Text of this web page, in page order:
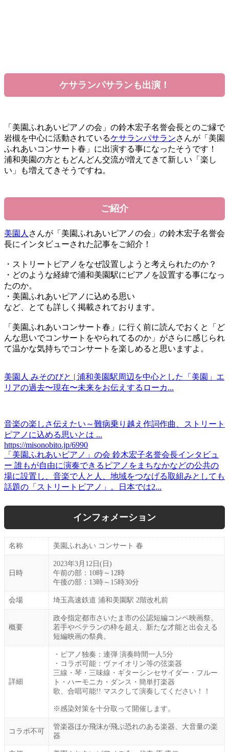
ケサランパサランも出演！
「美園ふれあいピアノの会」の鈴木宏子名誉会長とのご縁で
岩槻を中心に活動されているケサランパサランさんが「美園
ふれあいコンサート春」に出演する事になったそうです！
浦和美園の方ともどんどん交流が増えてきて新しい「楽し
い」も増えてきそうですね。
ご紹介
美園人 さんが「美園ふれあいピアノの会」の鈴木宏子名誉会
長にインタビューされた記事をご紹介！
・ストリートピアノをなぜ設置しようと考えられたのか？
・どのような経緯で浦和美園駅にピアノを設置する事になっ
たのか。
・美園ふれあいピアノに込める思い
など、とても詳しく掲載されております。
「美園ふれあいコンサート春」に行く前に読んでおくと「ど
んな思いでコンサートをやられてるのか」がさらに感じられ
て温かな気持ちでコンサートを楽しめると思いますよ。
美園人 みそのびと | 浦和美園駅周辺を中心とした「美園」エ
リアの過去〜現在〜未来をお伝えするローカ...
音楽の楽しさ伝えたい～難病乗り越え作詞作曲、ストリート
ピアノに込める思いとは ...
https://misonobito.jp/6990
「美園ふれあいピアノ」の会 鈴木宏子名誉会長インタビュ
ー 誰もが自由に演奏できるピアノをまちなかなどの公共の
場に設置し、音楽で人と人、地域をつなげる取組みとしても
話題の「ストリートピアノ」。日本では2...
インフォメーション
名称 美園ふれあい コンサート 春
日時
2023年3月12日(日)
午前の部：10時～12時
午後の部：13時～15時30分
会場 埼玉高速鉄道 浦和美園駅 2階改札前
概要
政令指定都市さいたま市の公認短編コンペ映画祭。
若手やベテランの枠を超え、新たな才能と出会える
短編映画の祭典。
詳細
・ピアノ独奏：連弾 演奏時間一人5分
・コラボ可能：ヴァイオリン等の弦楽器
三線・琴・三味線・ギターシンセサイダー・フルー
ト・ハーモニカ・ダンス・簡単打楽器
歌、合唱可能!! マスクして演奏してください！！
※感染対策を十分取って開催します。
コラボ不可
管楽器ほか飛沫が飛ぶ恐れのある楽器、大音量の楽
器